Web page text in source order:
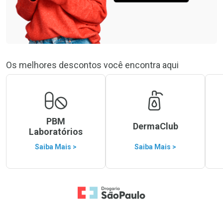
Os melhores descontos você encontra aqui
PBM
Laboratórios
Saiba Mais >
DermaClub
Saiba Mais >
Ir para a Home